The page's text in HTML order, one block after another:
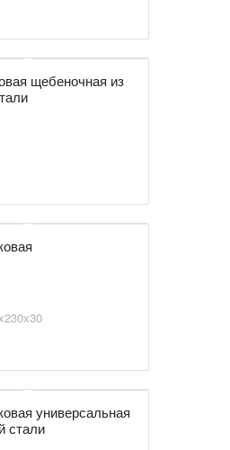
щебеночная из
универсальная
стали